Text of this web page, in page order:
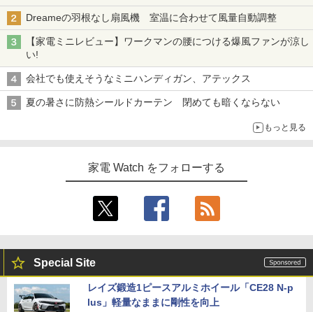
Dreameの羽根なし扇風機 室温に合わせて風量自動調整
【家電ミニレビュー】ワークマンの腰につける爆風ファンが涼し
い!
会社でも使えそうなミニハンディガン、アテックス
夏の暑さに防熱シールドカーテン 閉めても暗くならない
もっと見る
家電 Watch をフォローする
Special Site
レイズ鍛造1ピースアルミホイール「CE28 N-p
lus」軽量なままに剛性を向上